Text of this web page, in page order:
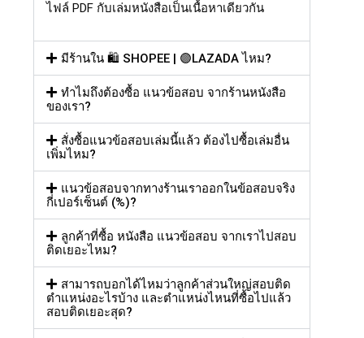
ไฟล์ PDF กับเล่มหนังสือเป็นเนื้อหาเดียวกัน
มีร้านใน 🛍️ SHOPEE | 🟣LAZADA ไหม?
ทำไมถึงต้องซื้อ แนวข้อสอบ จากร้านหนังสือ
ของเรา?
สั่งซื้อแนวข้อสอบเล่มนี้แล้ว ต้องไปซื้อเล่มอื่น
เพิ่มไหม?
แนวข้อสอบจากทางร้านเราออกในข้อสอบจริง
กี่เปอร์เซ็นต์ (%)?
ลูกค้าที่ซื้อ หนังสือ แนวข้อสอบ จากเราไปสอบ
ติดเยอะไหม?
สามารถบอกได้ไหมว่าลูกค้าส่วนใหญ่สอบติด
ตำแหน่งอะไรบ้าง และตำแหน่งไหนที่ซื้อไปแล้ว
สอบติดเยอะสุด?